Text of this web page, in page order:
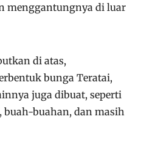
menggantungnya di luar
di atas,
bunga Teratai,
juga dibuat, seperti
buahan, dan masih